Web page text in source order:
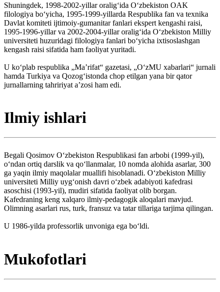
Shuningdek, 1998-2002-yillar oraligʻida Oʻzbekiston OAK
filologiya boʻyicha, 1995-1999-yillarda Respublika fan va texnika
Davlat komiteti ijtimoiy-gumanitar fanlari ekspert kengashi raisi,
1995-1996-yillar va 2002-2004-yillar oraligʻida Oʻzbekiston Milliy
universiteti huzuridagi filologiya fanlari boʻyicha ixtisoslashgan
kengash raisi sifatida ham faoliyat yuritadi.
U koʻplab respublika „Maʼrifat“ gazetasi, „OʻzMU xabarlari“ jurnali
hamda Turkiya va Qozogʻistonda chop etilgan yana bir qator
jurnallarning tahririyat aʼzosi ham edi.
Ilmiy ishlari
Begali Qosimov Oʻzbekiston Respublikasi fan arbobi (1999-yil),
oʻndan ortiq darslik va qoʻllanmalar, 10 nomda alohida asarlar, 300
ga yaqin ilmiy maqolalar muallifi hisoblanadi. Oʻzbekiston Milliy
universiteti Milliy uygʻonish davri oʻzbek adabiyoti kafedrasi
asoschisi (1993-yil), mudiri sifatida faoliyat olib borgan.
Kafedraning keng xalqaro ilmiy-pedagogik aloqalari mavjud.
Olimning asarlari rus, turk, fransuz va tatar tillariga tarjima qilingan.
U 1986-yilda professorlik unvoniga ega boʻldi.
Mukofotlari